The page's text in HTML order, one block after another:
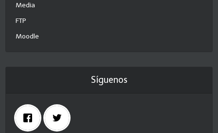
Media
FTP
Moodle
Síguenos